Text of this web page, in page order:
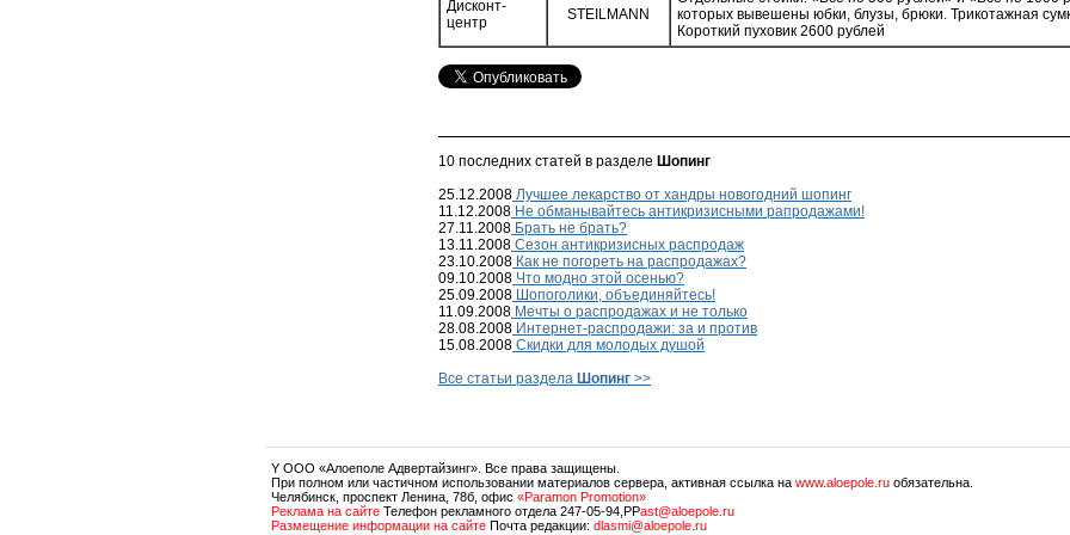
Дисконт-
центр
STEILMANN
которых вывешены юбки, блузы, брюки. Трикотажная
Короткий пуховик 2600 рублей
10 последних статей в разделе Шопинг
25.12.2008 Лучшее лекарство от хандры новогодний шопинг
11.12.2008 Не обманывайтесь антикризисными рапродажами!
27.11.2008 Брать не брать?
13.11.2008 Сезон антикризисных распродаж
23.10.2008 Как не погореть на распродажах?
09.10.2008 Что модно этой осенью?
25.09.2008 Шопоголики, объединяйтесь!
11.09.2008 Мечты о распродажах и не только
28.08.2008 Интернет-распродажи: за и против
15.08.2008 Скидки для молодых душой
Все статьи раздела Шопинг >>
Y OOO «Алоеполе Адвертайзинг». Все права защищены.
При полном или частичном использовании материалов сервера, активная ссылка на www.aloepole.ru обязательна.
Челябинск, проспект Ленина, 78б, офис «Paramon Promotion»
Реклама на сайте Телефон рекламного отдела 247-05-94,PPast@aloepole.ru
Размещение информации на сайте Почта редакции: dlasmi@aloepole.ru